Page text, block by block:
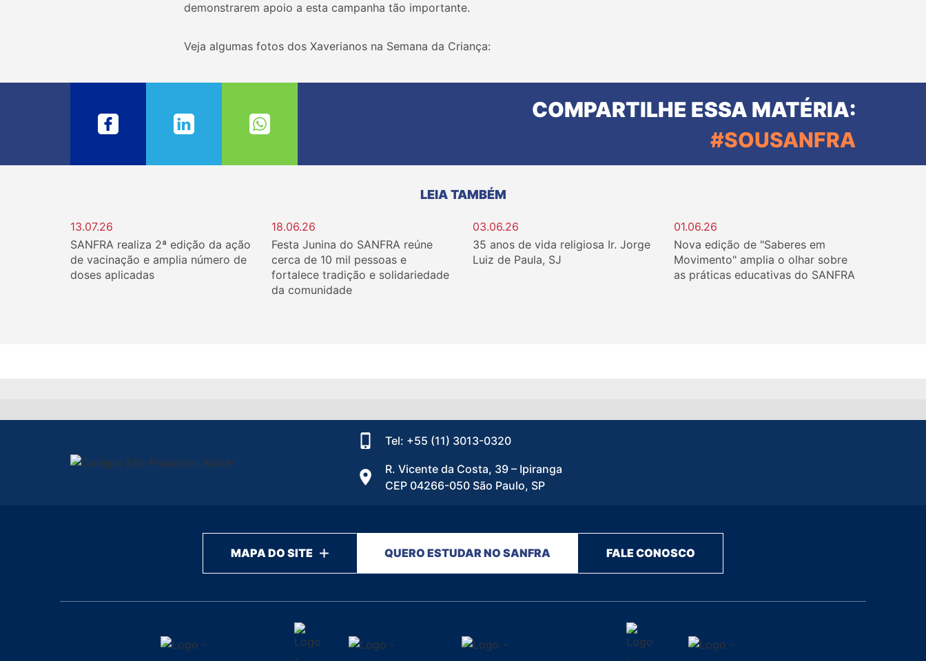
demonstrarem apoio a esta campanha tão importante.
Veja algumas fotos dos Xaverianos na Semana da Criança:
COMPARTILHE ESSA MATÉRIA:
#SOUSANFRA
LEIA TAMBÉM
13.07.26
SANFRA realiza 2ª edição da ação
de vacinação e amplia número de
doses aplicadas
18.06.26
Festa Junina do SANFRA reúne
cerca de 10 mil pessoas e
fortalece tradição e solidariedade
da comunidade
03.06.26
35 anos de vida religiosa Ir. Jorge
Luiz de Paula, SJ
01.06.26
Nova edição de "Saberes em
Movimento" amplia o olhar sobre
as práticas educativas do SANFRA
Tel: +55 (11) 3013-0320
R. Vicente da Costa, 39 – Ipiranga
CEP 04266-050 São Paulo, SP
MAPA DO SITE QUERO ESTUDAR NO SANFRA FALE CONOSCO